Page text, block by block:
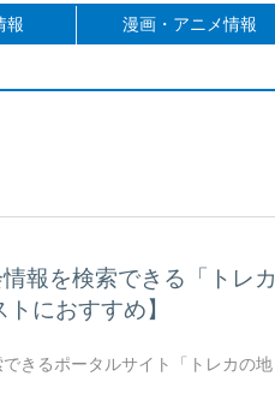
報 漫画・アニメ情報
報を検索できる「トレカ
におすすめ】
きるポータルサイト「トレカの地